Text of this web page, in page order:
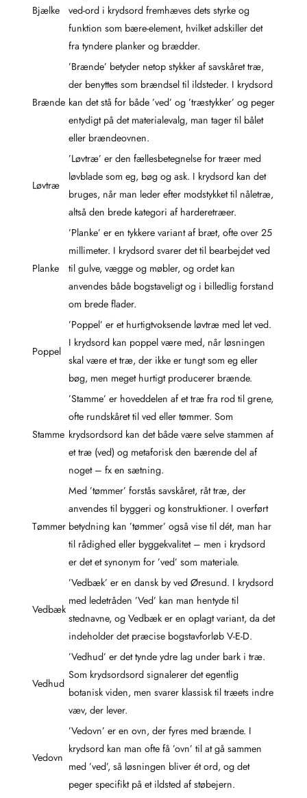
Bjælke
ved-ord i krydsord fremhæves dets styrke og
funktion som bære-element, hvilket adskiller det
fra tyndere planker og brædder.
Brænde
’Brænde’ betyder netop stykker af savskåret træ,
der benyttes som brændsel til ildsteder. I krydsord
kan det stå for både ’ved’ og ’træstykker’ og peger
entydigt på det materialevalg, man tager til bålet
eller brændeovnen.
Løvtræ
’Løvtræ’ er den fællesbetegnelse for træer med
løvblade som eg, bøg og ask. I krydsord kan det
bruges, når man leder efter modstykket til nåletræ,
altså den brede kategori af harderetræer.
Planke
’Planke’ er en tykkere variant af bræt, ofte over 25
millimeter. I krydsord svarer det til bearbejdet ved
til gulve, vægge og møbler, og ordet kan
anvendes både bogstaveligt og i billedlig forstand
om brede flader.
Poppel
’Poppel’ er et hurtigtvoksende løvtræ med let ved.
I krydsord kan poppel være med, når løsningen
skal være et træ, der ikke er tungt som eg eller
bøg, men meget hurtigt producerer brænde.
Stamme
’Stamme’ er hoveddelen af et træ fra rod til grene,
ofte rundskåret til ved eller tømmer. Som
krydsordsord kan det både være selve stammen af
et træ (ved) og metaforisk den bærende del af
noget – fx en sætning.
Tømmer
Med ’tømmer’ forstås savskåret, råt træ, der
anvendes til byggeri og konstruktioner. I overført
betydning kan ’tømmer’ også vise til dét, man har
til rådighed eller byggekvalitet – men i krydsord
er det et synonym for ’ved’ som materiale.
Vedbæk
’Vedbæk’ er en dansk by ved Øresund. I krydsord
med ledetråden ’Ved’ kan man hentyde til
stednavne, og Vedbæk er en oplagt variant, da det
indeholder det præcise bogstavforløb V-E-D.
Vedhud
’Vedhud’ er det tynde ydre lag under bark i træ.
Som krydsordsord signalerer det egentlig
botanisk viden, men svarer klassisk til træets indre
væv, der lever.
Vedovn
’Vedovn’ er en ovn, der fyres med brænde. I
krydsord kan man ofte få ’ovn’ til at gå sammen
med ’ved’, så løsningen bliver ét ord, og det
peger specifikt på et ildsted af støbejern.